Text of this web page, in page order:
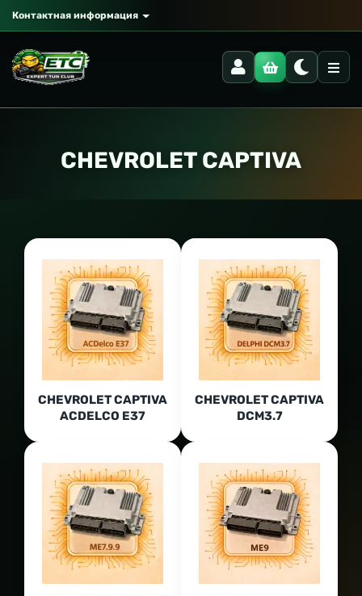
Контактная информация
CHEVROLET CAPTIVA
CHEVROLET CAPTIVA
ACDELCO E37
CHEVROLET CAPTIVA
DCM3.7